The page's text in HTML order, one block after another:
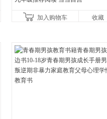
加入购物车 收藏